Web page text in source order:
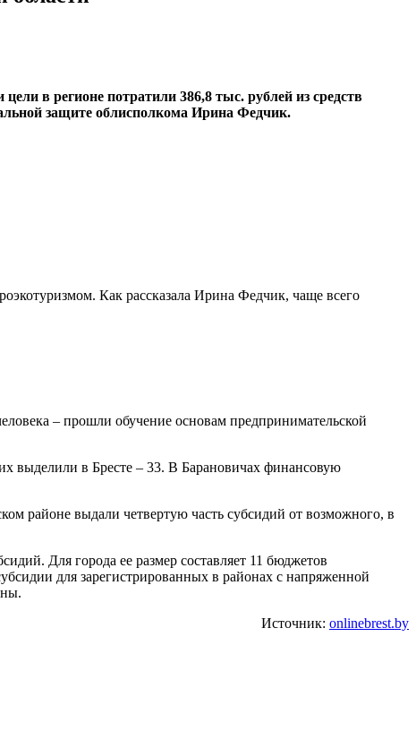
в регионе потратили 386,8 тыс. рублей из средств
защите облисполкома Ирина Федчик.
Как рассказала Ирина Федчик, чаще всего
– прошли обучение основам предпринимательской
выделили в Бресте – 33. В Барановичах финансовую
районе выдали четвертую часть субсидий от возможного, в
Для города ее размер составляет 11 бюджетов
для зарегистрированных в районах с напряженной
Источник: onlinebrest.by